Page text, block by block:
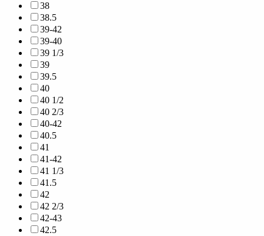
38
38.5
39-42
39-40
39 1/3
39
39.5
40
40 1/2
40 2/3
40-42
40.5
41
41-42
41 1/3
41.5
42
42 2/3
42-43
42.5